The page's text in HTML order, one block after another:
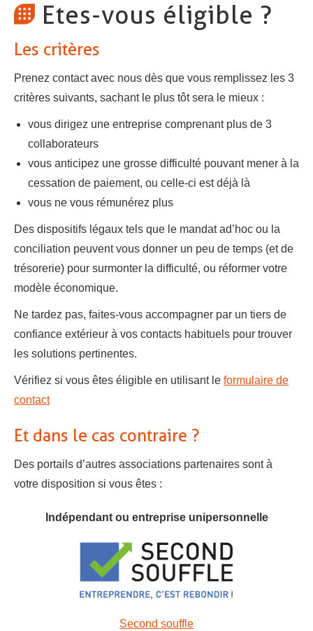
Etes-vous éligible ?
Les critères
Prenez contact avec nous dès que vous remplissez les 3
critères suivants, sachant le plus tôt sera le mieux :
vous dirigez une entreprise comprenant plus de 3
collaborateurs
vous anticipez une grosse difficulté pouvant mener à la
cessation de paiement, ou celle-ci est déjà là
vous ne vous rémunérez plus
Des dispositifs légaux tels que le mandat ad’hoc ou la
conciliation peuvent vous donner un peu de temps (et de
trésorerie) pour surmonter la difficulté, ou réformer votre
modèle économique.
Ne tardez pas, faites-vous accompagner par un tiers de
confiance extérieur à vos contacts habituels pour trouver
les solutions pertinentes.
Vérifiez si vous êtes éligible en utilisant le formulaire de
contact
Et dans le cas contraire ?
Des portails d’autres associations partenaires sont à
votre disposition si vous êtes :
Indépendant ou entreprise unipersonnelle
Second souffle